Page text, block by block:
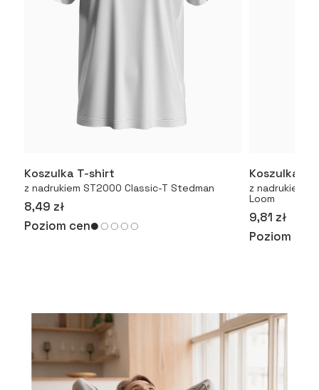
Koszulka T-shirt
z nadrukiem ST2000 Classic-T Stedman
8,49 zł
Poziom cen
Koszulka
z nadrukiem
Loom
9,81 zł
Poziom cen